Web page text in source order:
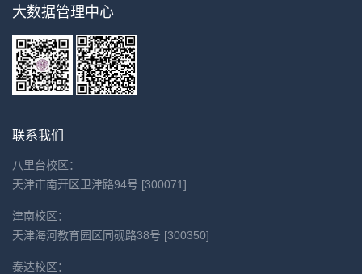
大数据管理中心
联系我们
八里台校区：
天津市南开区卫津路94号 [300071]
津南校区：
天津海河教育园区同砚路38号 [300350]
泰达校区：